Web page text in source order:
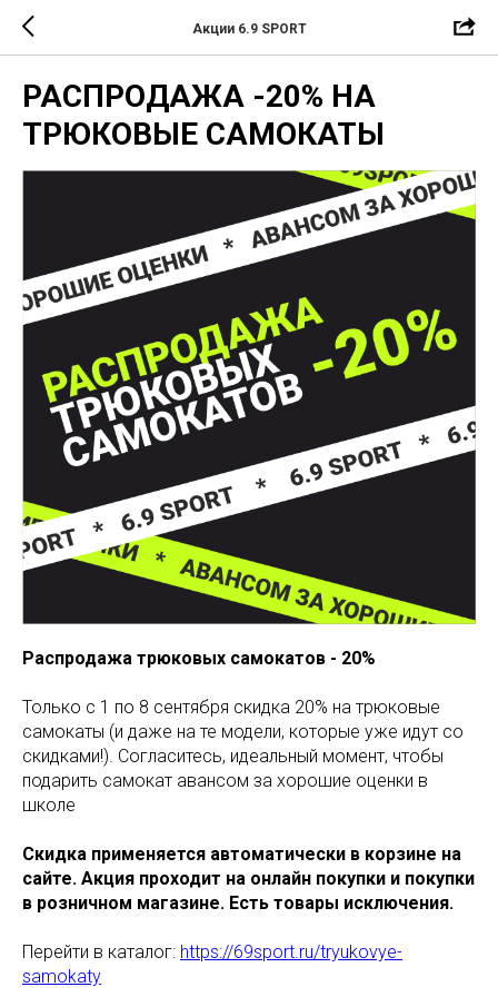
Акции 6.9 SPORT
РАСПРОДАЖА -20% НА
ТРЮКОВЫЕ САМОКАТЫ
Распродажа трюковых самокатов - 20%
Только с 1 по 8 сентября скидка 20% на трюковые
самокаты (и даже на те модели, которые уже идут со
скидками!). Согласитесь, идеальный момент, чтобы
подарить самокат авансом за хорошие оценки в
школе
Скидка применяется автоматически в корзине на
сайте. Акция проходит на онлайн покупки и покупки
в розничном магазине. Есть товары исключения.
Перейти в каталог: https://69sport.ru/tryukovye-
samokaty